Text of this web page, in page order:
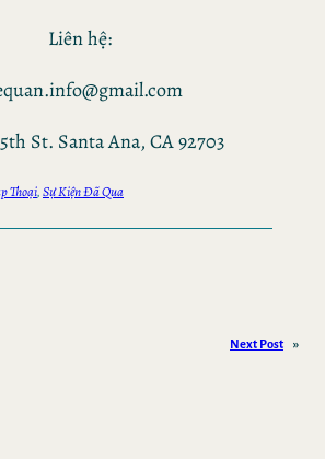
Liên hệ:
St. Santa Ana, CA 92703
Thoại, Sự Kiện Đã Qua
Next Post »